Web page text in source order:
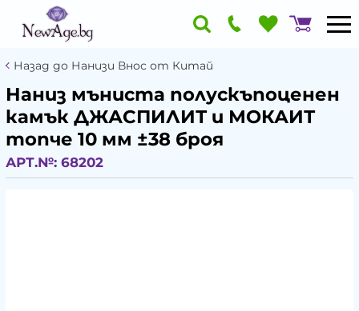
Назад до Нанизи Внос от Китай
Наниз мъниста полускъпоценен
камък ДЖАСПИЛИТ и МОКАИТ
топче 10 мм ±38 броя
АРТ.№: 68202